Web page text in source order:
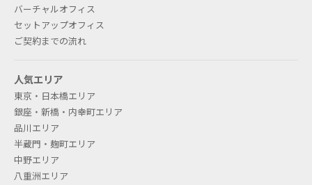
バーチャルオフィス
セットアップオフィス
ご契約までの流れ
人気エリア
東京・日本橋エリア
銀座・新橋・内幸町エリア
品川エリア
半蔵門・麹町エリア
中野エリア
八重洲エリア